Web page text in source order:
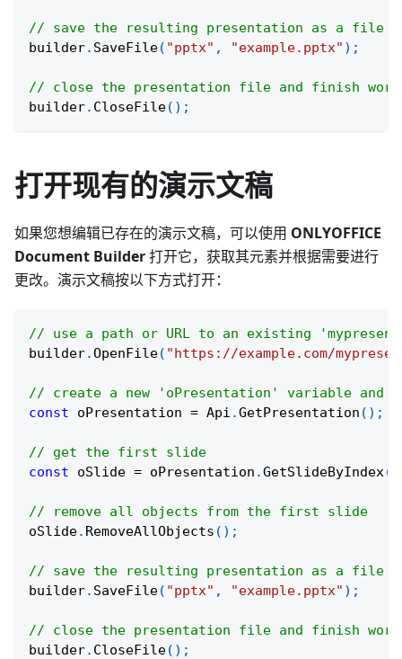
// save the resulting presentation as a file in
builder. SaveFile( "pptx" , "example.pptx" ) ;
// close the presentation file and finish work
builder. CloseFile( ) ;
打开现有的演示文稿
如果您想编辑已存在的演示文稿，可以使用 ONLYOFFICE
Document Builder打开它，获取其元素并根据需要进行
更改。演示文稿按以下方式打开：
// use a path or URL to an existing
builder.OpenFile( "https://example.com/
// create a new 'oPresentation' variable and
const oPresentation = Api .GetPresentation ( ) ;
// get the first slide
const oSlide = oPresentation .GetSlideByIndex(
// remove all objects from the first slide
oSlide. RemoveAllObjects ( ) ;
// save the resulting presentation as a file in
builder. SaveFile( "pptx" , "example.pptx" ) ;
// close the presentation file and finish work
builder. CloseFile( ) ;